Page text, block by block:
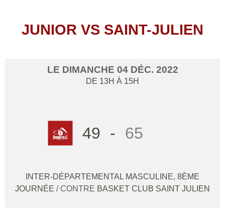
JUNIOR VS SAINT-JULIEN
LE DIMANCHE 04 DÉC. 2022
DE 13H À 15H
49 - 65
INTER-DÉPARTEMENTAL MASCULINE, 8ÈME
JOURNÉE / CONTRE BASKET CLUB SAINT JULIEN